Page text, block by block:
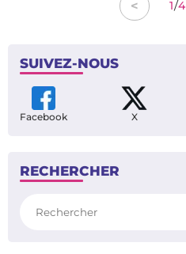
< 1/4
SUIVEZ-NOUS
Facebook X
RECHERCHER